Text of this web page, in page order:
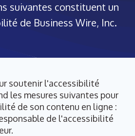
suivantes constituent un
de Business Wire, Inc.
soutenir l'accessibilité
les mesures suivantes pour
de son contenu en ligne :
de l'accessibilité